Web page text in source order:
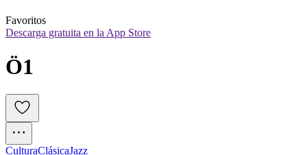
Favoritos
Descarga gratuita en la App Store
Ö1
CulturaClásicaJazz